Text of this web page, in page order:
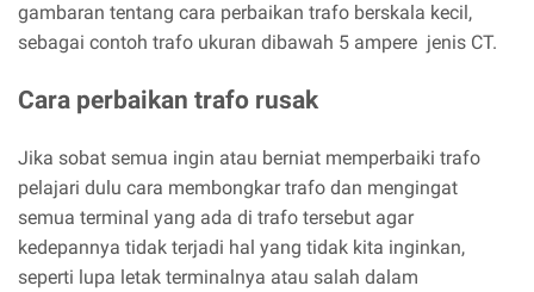
gambaran tentang cara perbaikan trafo berskala kecil,
sebagai contoh trafo ukuran dibawah 5 ampere jenis CT.
Cara perbaikan trafo rusak
Jika sobat semua ingin atau berniat memperbaiki trafo
pelajari dulu cara membongkar trafo dan mengingat
semua terminal yang ada di trafo tersebut agar
kedepannya tidak terjadi hal yang tidak kita inginkan,
seperti lupa letak terminalnya atau salah dalam